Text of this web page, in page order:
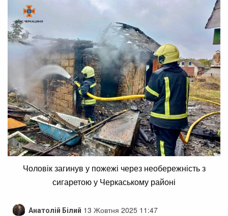
Чоловік загинув у пожежі через необережність з
сигаретою у Черкаському районі
Анатолій Білий 13 Жовтня 2025 11:47